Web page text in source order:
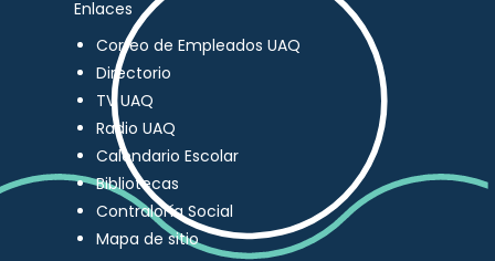
Enlaces
Correo de Empleados UAQ
Directorio
TV UAQ
Radio UAQ
Calendario Escolar
Bibliotecas
Contraloría Social
Mapa de sitio